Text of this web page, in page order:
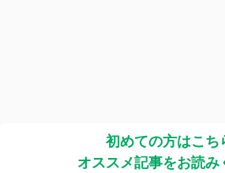
初めての方はこち
オススメ記事をお読み